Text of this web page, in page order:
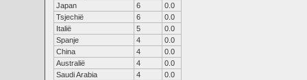
Japan
6
0.0
Tsjechië
6
0.0
Italië
5
0.0
Spanje
4
0.0
China
4
0.0
Australië
4
0.0
Saudi Arabia
4
0.0